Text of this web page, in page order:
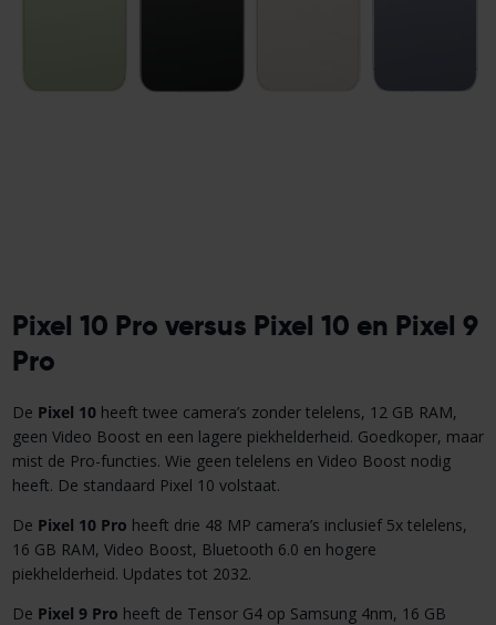
Pixel 10 Pro versus Pixel 10 en Pixel 9
Pro
De Pixel 10heeft twee camera’s zonder telelens, 12 GB RAM,
geen Video Boost en een lagere piekhelderheid. Goedkoper, maar
mist de Pro-functies. Wie geen telelens en Video Boost nodig
heeft. De standaard Pixel 10 volstaat.
De Pixel 10 Pro heeft drie 48 MP camera’s inclusief 5x telelens,
16 GB RAM, Video Boost, Bluetooth 6.0 en hogere
piekhelderheid. Updates tot 2032.
De Pixel 9 Pro heeft de Tensor G4 op Samsung 4nm, 16 GB